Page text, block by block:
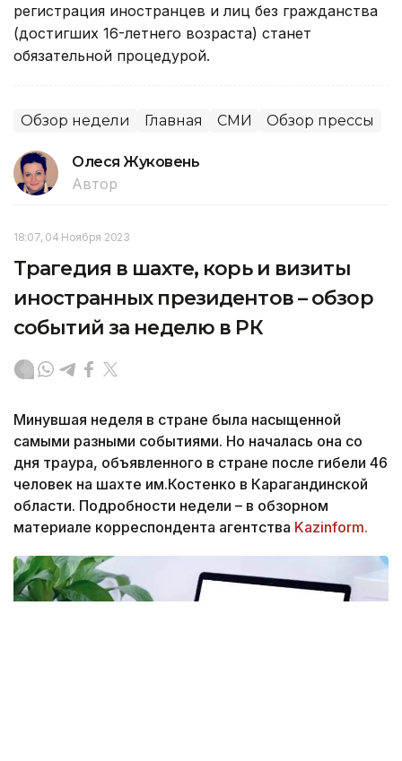
регистрация иностранцев и лиц без гражданства
(достигших 16-летнего возраста) станет
обязательной процедурой.
Обзор недели Главная СМИ Обзор прессы
Олеся Жуковень
Автор
18:07, 04 Ноября 2023
Трагедия в шахте, корь и визиты
иностранных президентов – обзор
событий за неделю в РК
Минувшая неделя в стране была насыщенной
самыми разными событиями. Но началась она со
дня траура, объявленного в стране после гибели 46
человек на шахте им.Костенко в Карагандинской
области. Подробности недели – в обзорном
материале корреспондента агентства Kazinform.